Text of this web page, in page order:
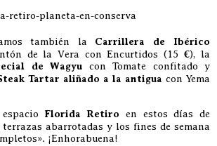
también la Carrillera de Ibérico
de la Vera con Encurtidos (15 €), la
de Wagyu con Tomate confitado y
Tartar aliñado a la antigua con Yema
Florida Retiro en estos días de
abarrotadas y los fines de semana
¡Enhorabuena!